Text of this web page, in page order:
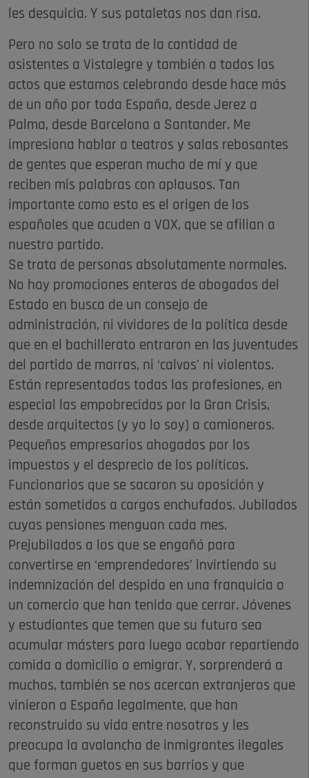
les desquicia. Y sus pataletas nos dan risa.
Pero no solo se trata de la cantidad de
asistentes a Vistalegre y también a todos los
actos que estamos celebrando desde hace más
de un año por toda España, desde Jerez a
Palma, desde Barcelona a Santander. Me
impresiona hablar a teatros y salas rebosantes
de gentes que esperan mucho de mí y que
reciben mis palabras con aplausos. Tan
importante como esto es el origen de los
españoles que acuden a VOX, que se afilian a
nuestro partido.
Se trata de personas absolutamente normales.
No hay promociones enteras de abogados del
Estado en busca de un consejo de
administración, ni vividores de la política desde
que en el bachillerato entraron en las juventudes
del partido de marras, ni ‘calvos’ ni violentos.
Están representadas todas las profesiones, en
especial las empobrecidas por la Gran Crisis,
desde arquitectos (y yo lo soy) a camioneros.
Pequeños empresarios ahogados por los
impuestos y el desprecio de los políticos.
Funcionarios que se sacaron su oposición y
están sometidos a cargos enchufados. Jubilados
cuyas pensiones menguan cada mes.
Prejubilados a los que se engañó para
convertirse en ‘emprendedores’ invirtiendo su
indemnización del despido en una franquicia o
un comercio que han tenido que cerrar. Jóvenes
y estudiantes que temen que su futuro sea
acumular másters para luego acabar repartiendo
comida a domicilio o emigrar. Y, sorprenderá a
muchos, también se nos acercan extranjeros que
vinieron a España legalmente, que han
reconstruido su vida entre nosotros y les
preocupa la avalancha de inmigrantes ilegales
que forman guetos en sus barrios y que